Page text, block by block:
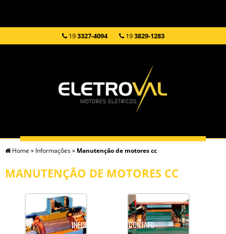
193327-4094 193829-1283
HOME EMPRESA SERVIÇOS
INFORMAÇÕES CONTATO
Home » Informações» Manutenção de motores cc
MANUTENÇÃO DE MOTORES CC